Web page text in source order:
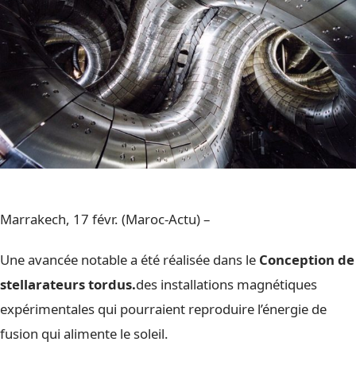
Marrakech, 17 févr. (Maroc-Actu) –
Une avancée notable a été réalisée dans le Conception de
stellarateurs tordus.des installations magnétiques
expérimentales qui pourraient reproduire l’énergie de
fusion qui alimente le soleil.